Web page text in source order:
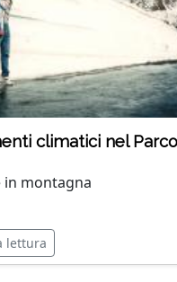
climatici nel
in montagna
lettura